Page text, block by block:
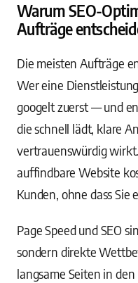
Warum SEO-
Aufträge
Die meisten Aufträge
Wer eine
googelt zuerst — und
die schnell lädt, klare
vertrauenswürdig
auffindbare Website
Kunden, ohne dass Sie
Page Speed und SEO
sondern direkte
langsame Seiten in